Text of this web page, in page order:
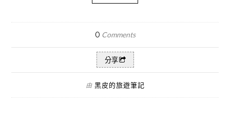
0 Comments
分享
由 黑皮的旅遊筆記